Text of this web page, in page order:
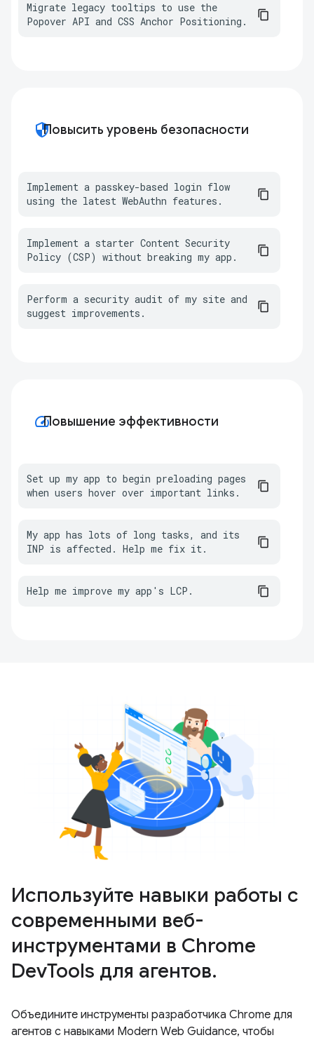
Migrate legacy tooltips to use the
Popover API and CSS Anchor Positioning.
securityПовысить уровень безопасности
Implement a passkey-based login flow
using the latest WebAuthn features.
Implement a starter Content Security
Policy (CSP) without breaking my app.
Perform a security audit of my site and
suggest improvements.
speedПовышение эффективности
Set up my app to begin preloading pages
when users hover over important links.
My app has lots of long tasks, and its
INP is affected. Help me fix it.
Help me improve my app's LCP.
Используйте навыки работы с
современными веб-
инструментами в Chrome
DevTools для агентов.
Объедините инструменты разработчика Chrome для
агентов с навыками Modern Web Guidance, чтобы